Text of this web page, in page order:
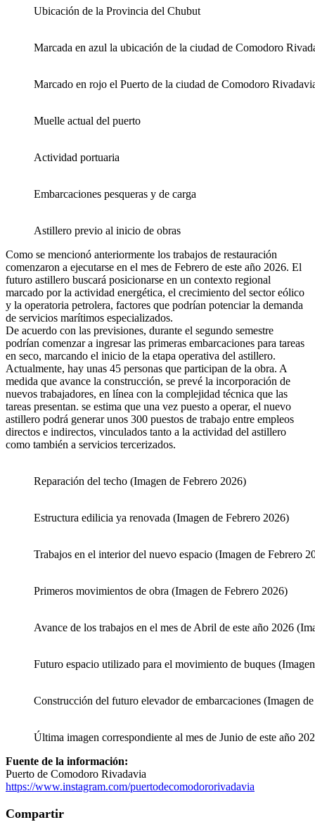
Ubicación de la Provincia del Chubut
Marcada en azul la ubicación de la ciudad de Comodoro
Marcado en rojo el Puerto de la ciudad de Comodoro
Muelle actual del puerto
Actividad portuaria
Embarcaciones pesqueras y de carga
Astillero previo al inicio de obras
Como se mencionó anteriormente los trabajos de restauración
comenzaron a ejecutarse en el mes de Febrero de este año 2026. El
futuro astillero buscará posicionarse en un contexto regional
marcado por la actividad energética, el crecimiento del sector eólico
y la operatoria petrolera, factores que podrían potenciar la demanda
de servicios marítimos especializados.
De acuerdo con las previsiones, durante el segundo semestre
podrían comenzar a ingresar las primeras embarcaciones para tareas
en seco, marcando el inicio de la etapa operativa del astillero.
Actualmente, hay unas 45 personas que participan de la obra. A
medida que avance la construcción, se prevé la incorporación de
nuevos trabajadores, en línea con la complejidad técnica que las
tareas presentan. se estima que una vez puesto a operar, el nuevo
astillero podrá generar unos 300 puestos de trabajo entre empleos
directos e indirectos, vinculados tanto a la actividad del astillero
como también a servicios tercerizados.
Reparación del techo (Imagen de Febrero 2026)
Estructura edilicia ya renovada (Imagen de Febrero 2026)
Trabajos en el interior del nuevo espacio (Imagen de Febrero
Primeros movimientos de obra (Imagen de Febrero 2026)
Avance de los trabajos en el mes de Abril de este año 2026
Futuro espacio utilizado para el movimiento de buques
Construcción del futuro elevador de embarcaciones (Imagen
Última imagen correspondiente al mes de Junio de este año
Fuente de la información:
Puerto de Comodoro Rivadavia
https://www.instagram.com/puertodecomodororivadavia
Compartir